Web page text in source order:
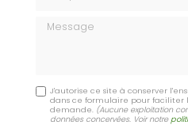
Message
J'autorise ce site à conserver
dans ce formulaire pour
demande. (Aucune exploitation
données concervées. Voir notre